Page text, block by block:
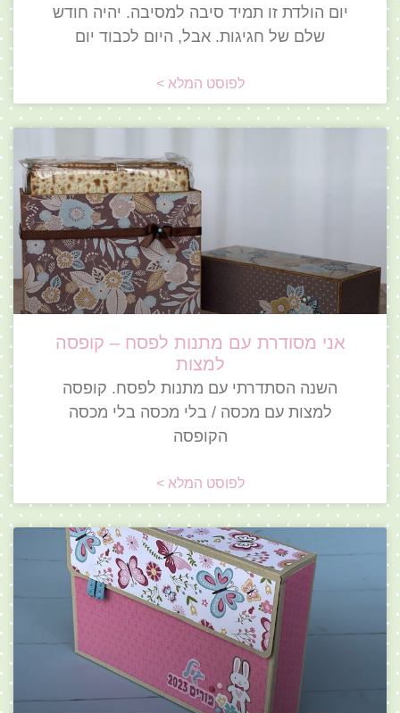
יום הולדת זו תמיד סיבה למסיבה. יהיה חודש
שלם של חגיגות. אבל, היום לכבוד יום
לפוסט המלא >
אני מסודרת עם מתנות לפסח – קופסה
למצות
השנה הסתדרתי עם מתנות לפסח. קופסה
למצות עם מכסה / בלי מכסה בלי מכסה
הקופסה
לפוסט המלא >